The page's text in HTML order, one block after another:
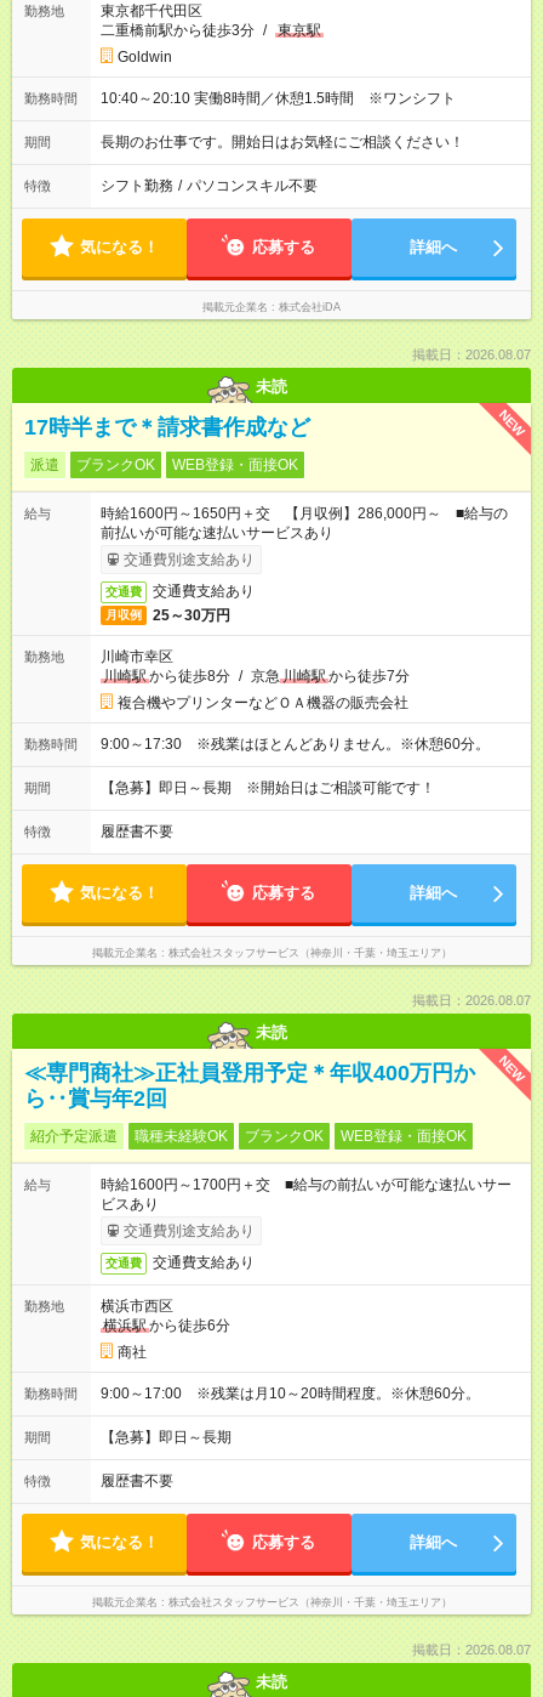
勤務地
東京都千代田区
二重橋前駅から徒歩3分 / 東京駅
Goldwin
勤務時間 10:40～20:10 実働8時間／休憩1.5時間 ※ワンシフト
期間 長期のお仕事です。開始日はお気軽にご相談ください！
特徴 シフト勤務 / パソコンスキル不要
気になる！ 応募する 詳細へ
掲載元企業名 株式会社iDA
掲載日：2026.08.07
未読
NEW
17時半まで＊請求書作成など
派遣 ブランクOK WEB登録・面接OK
給与
時給1600円～1650円＋交 【月収例】286,000円～ ■給与の
前払いが可能な速払いサービスあり
交通費別途支給あり
交通費 交通費支給あり
月収例 25～30万円
勤務地
川崎市幸区
川崎駅から徒歩8分 / 京急 川崎駅から徒歩7分
複合機やプリンターなどＯＡ機器の販売会社
勤務時間 9:00～17:30 ※残業はほとんどありません。※休憩60分。
期間 【急募】即日～長期 ※開始日はご相談可能です！
特徴 履歴書不要
気になる！ 応募する 詳細へ
掲載元企業名 株式会社スタッフサービス（神奈川・千葉・埼玉エリア）
掲載日：2026.08.07
未読
NEW
≪専門商社≫正社員登用予定＊年収400万円か
ら‥賞与年2回
紹介予定派遣 職種未経験OK ブランクOK WEB登録・面接OK
給与
時給1600円～1700円＋交 ■給与の前払いが可能な速払いサー
ビスあり
交通費別途支給あり
交通費 交通費支給あり
勤務地
横浜市西区
横浜駅から徒歩6分
商社
勤務時間 9:00～17:00 ※残業は月10～20時間程度。※休憩60分。
期間 【急募】即日～長期
特徴 履歴書不要
気になる！ 応募する 詳細へ
掲載元企業名 株式会社スタッフサービス（神奈川・千葉・埼玉エリア）
掲載日：2026.08.07
未読